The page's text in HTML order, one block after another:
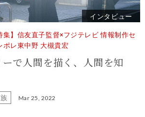
インタビュー
集】信友直子監督×フジテレビ 情報制作セ
ポレ東中野 大槻貴宏
ーで人間を描く、人間を知
Mar 25, 2022